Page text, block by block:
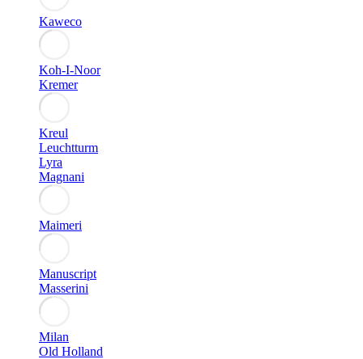
Kaweco
Koh-I-Noor
Kremer
Kreul
Leuchtturm
Lyra
Magnani
Maimeri
Manuscript
Masserini
Milan
Old Holland